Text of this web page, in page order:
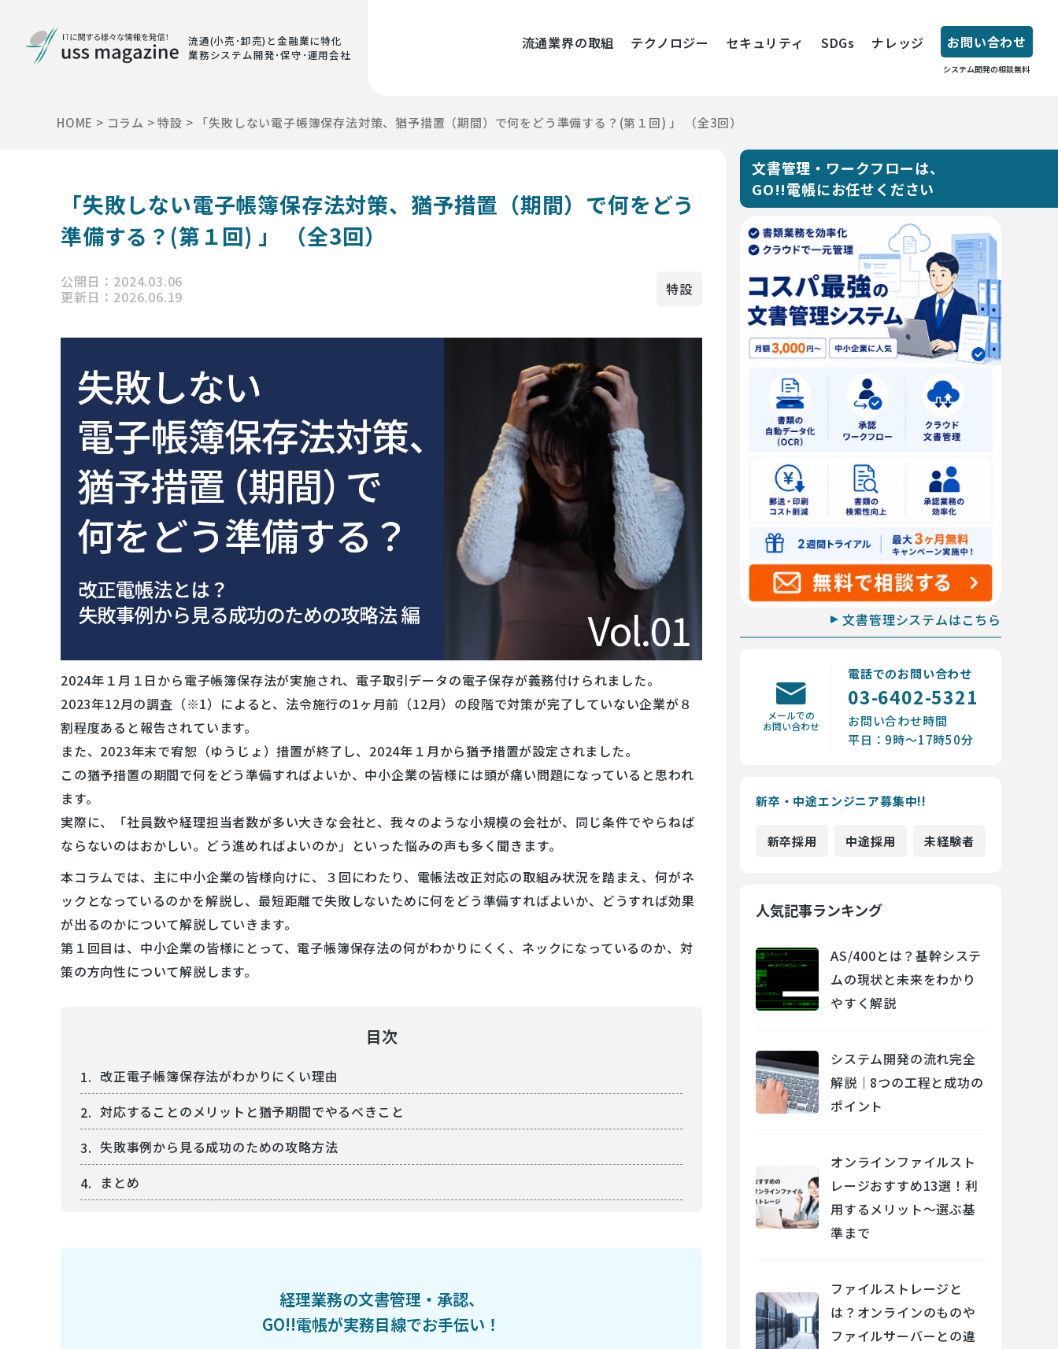
流通(小売･卸売)と金融業に特化
業務システム開発･保守･運用会社
流通業界の取組 テクノロジー セキュリティ SDGs ナレッジ お問い合わせ
システム開発の相談無料
HOME > コラム >特設 > 「失敗しない電子帳簿保存法対策、猶予措置（期間）で何をどう準備する？(第１回) 」 （全3回）
「失敗しない電子帳簿保存法対策、猶予措置（期間）で何をどう
準備する？(第１回) 」 （全3回）
公開日：2024.03.06
更新日：2026.06.19
特設
2024年１月１日から電子帳簿保存法が実施され、電子取引データの電子保存が義務付けられました。
2023年12月の調査（※1）によると、法令施行の1ヶ月前（12月）の段階で対策が完了していない企業が８
割程度あると報告されています。
また、2023年末で宥恕（ゆうじょ）措置が終了し、2024年１月から猶予措置が設定されました。
この猶予措置の期間で何をどう準備すればよいか、中小企業の皆様には頭が痛い問題になっていると思われ
ます。
実際に、「社員数や経理担当者数が多い大きな会社と、我々のような小規模の会社が、同じ条件でやらねば
ならないのはおかしい。どう進めればよいのか」といった悩みの声も多く聞きます。
本コラムでは、主に中小企業の皆様向けに、３回にわたり、電帳法改正対応の取組み状況を踏まえ、何がネ
ックとなっているのかを解説し、最短距離で失敗しないために何をどう準備すればよいか、どうすれば効果
が出るのかについて解説していきます。
第１回目は、中小企業の皆様にとって、電子帳簿保存法の何がわかりにくく、ネックになっているのか、対
策の方向性について解説します。
目次
改正電子帳簿保存法がわかりにくい理由
対応することのメリットと猶予期間でやるべきこと
失敗事例から見る成功のための攻略方法
まとめ
経理業務の文書管理・承認、
GO!!電帳が実務目線でお手伝い！
文書管理・ワークフローは、
GO!!電帳にお任せください
文書管理システムはこちら
メールでの
お問い合わせ
電話でのお問い合わせ
03-6402-5321
お問い合わせ時間
平日：9時～17時50分
新卒・中途エンジニア募集中!!
新卒採用 中途採用 未経験者
人気記事ランキング
AS/400とは？基幹システ
ムの現状と未来をわかり
やすく解説
システム開発の流れ完全
解説｜8つの工程と成功の
ポイント
オンラインファイルスト
レージおすすめ13選！利
用するメリット～選ぶ基
準まで
ファイルストレージと
は？オンラインのものや
ファイルサーバーとの違